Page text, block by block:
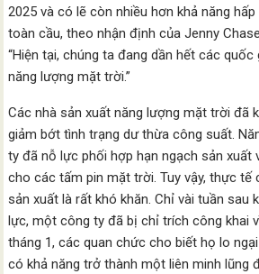
2025 và có lẽ còn nhiều hơn khả năng
toàn cầu, theo nhận định của Jenny
“Hiện tại, chúng ta đang dần hết các
năng lượng mặt trời.”
Các nhà sản xuất năng lượng mặt trời đã
giảm bớt tình trạng dư thừa công suất.
ty đã nỗ lực phối hợp hạn ngạch sản xuất
cho các tấm pin mặt trời. Tuy vậy, thực tế
sản xuất là rất khó khăn. Chỉ vài tuần sau
lực, một công ty đã bị chỉ trích công khai
tháng 1, các quan chức cho biết họ lo
có khả năng trở thành một liên minh lũng